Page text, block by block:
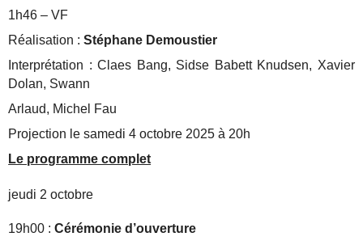
1h46 – VF
Réalisation : Stéphane Demoustier
Interprétation : Claes Bang, Sidse Babett Knudsen, Xavier
Dolan, Swann
Arlaud, Michel Fau
Projection le samedi 4 octobre 2025 à 20h
Le programme complet
jeudi 2octobre
19h00 :Cérémonie d’ouverture